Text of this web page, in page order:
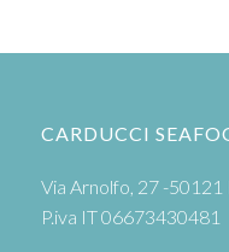
CARDUCCI
Via Arnolfo, 27 -50121
P.iva IT 06673430481